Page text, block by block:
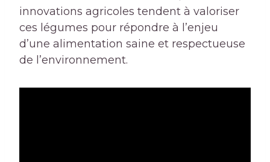
innovations agricoles tendent à valoriser
ces légumes pour répondre à l’enjeu
d’une alimentation saine et respectueuse
de l’environnement.